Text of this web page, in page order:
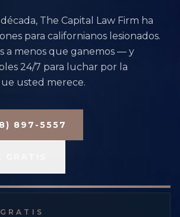
The Capital Law Firm ha
para californianos lesionados.
a menos que ganemos — y
24/7 para luchar por la
usted merece.
897-5557